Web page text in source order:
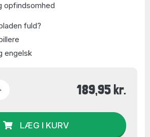
opfindsomhed
fuld?
engelsk
189,95 kr.
LÆG I KURV